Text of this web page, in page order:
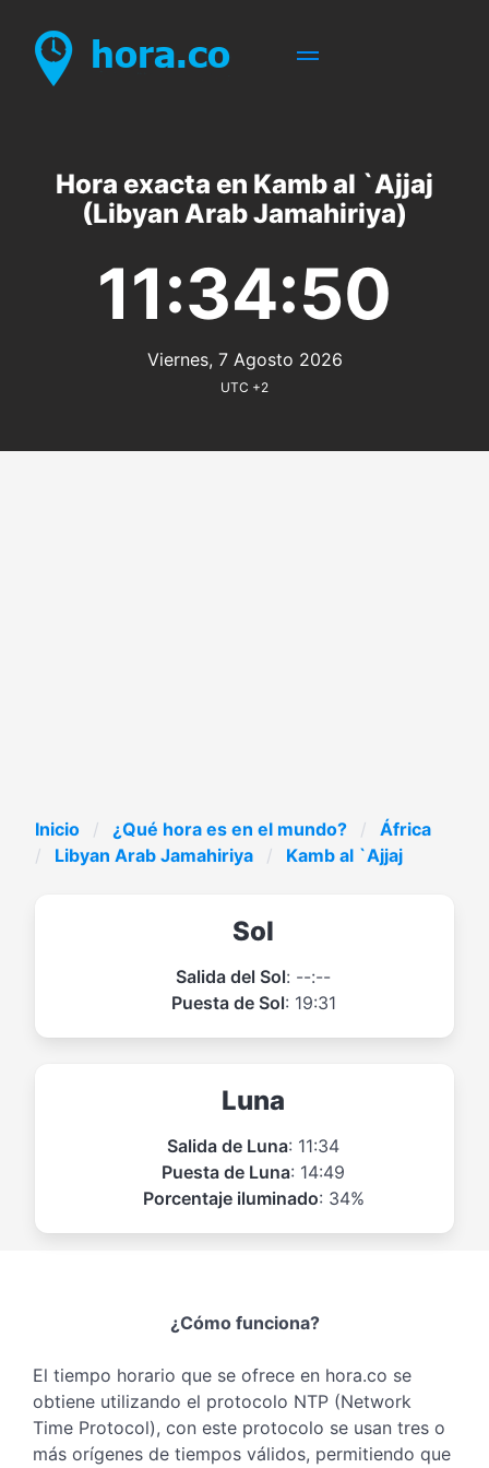
Hora exacta en Kamb al `Ajjaj
(Libyan Arab Jamahiriya)
11:34:50
Viernes, 7 Agosto 2026
UTC +2
Inicio ¿Qué hora es en el mundo?
África
Libyan Arab Jamahiriya
Kamb al `Ajjaj
Sol
Salida del Sol: --:--
Puesta de Sol: 19:31
Luna
Salida de Luna: 11:34
Puesta de Luna: 14:49
Porcentaje iluminado: 34%
¿Cómo funciona?
El tiempo horario que se ofrece en hora.co se
obtiene utilizando el protocolo NTP (Network
Time Protocol), con este protocolo se usan tres o
más orígenes de tiempos válidos, permitiendo que